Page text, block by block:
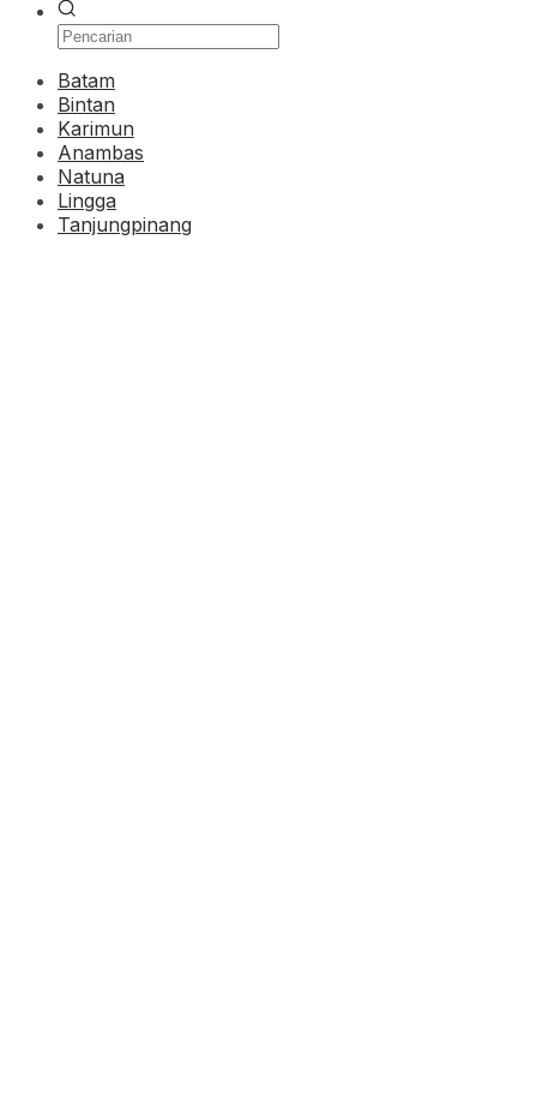
Batam
Bintan
Karimun
Anambas
Natuna
Lingga
Tanjungpinang